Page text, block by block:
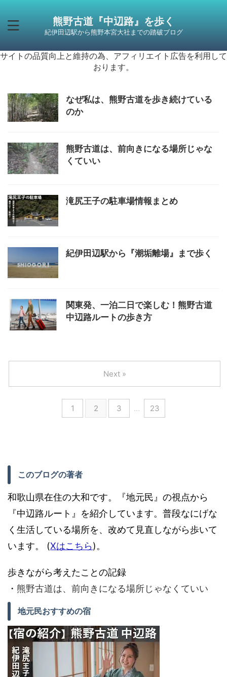
熊野古道『中辺路』を歩く
紀伊田辺駅から熊野本宮大社までの踏破ブログ
サイトの品質向上と維持の為、アフィリエイト広告を利用して
おります。
なぜ私は、熊野古道を歩き続けている
のか
熊野古道は、前向きになる場所じゃな
くていい
滝尻王子の駐車場情報まとめ
紀伊田辺駅から『潮垢離場』まで歩く
関東発、一泊二日で楽しむ！熊野古道
中辺路ルートの歩き方
1 2 3 … 23
Next »
このブログの著者
和歌山県在住の大和です。『地元民』の視点から
『中辺路ルート』を紹介しています。普段なにげな
く生活している場所を、改めて見直しながら歩いて
います。 (Xはこちら)。
歩きながら考えたことの記録
・ 熊野古道は、前向きになる場所じゃなくていい
地元民おすすめの宿